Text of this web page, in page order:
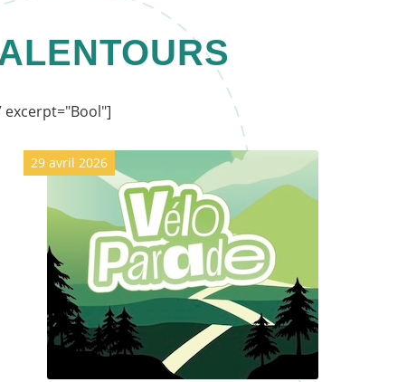
excerpt="Bool"]
29 avril 2026